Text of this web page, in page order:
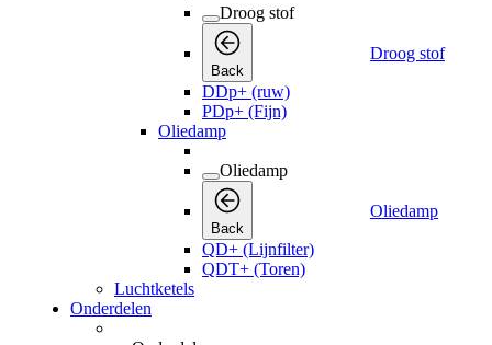
Droog stof
Back
Droog stof
DDp+ (ruw)
PDp+ (Fijn)
Oliedamp
Oliedamp
Back
Oliedamp
QD+ (Lijnfilter)
QDT+ (Toren)
Luchtketels
Onderdelen